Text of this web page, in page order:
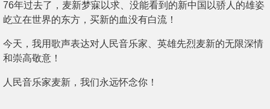
76年过去了，麦新梦寐以求、没能看到的新中国以骄人的雄姿
屹立在世界的东方，买新的血没有白流！
今天，我用歌声表达对人民音乐家、英雄先烈麦新的无限深情
和崇高敬意！
人民音乐家麦新，我们永远怀念你！